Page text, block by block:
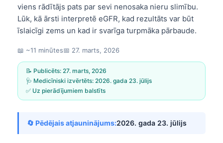
viens rādītājs pats par sevi nenosaka nieru slimību.
Lūk, kā ārsti interpretē eGFR, kad rezultāts var būt
īslaicīgi zems un kad ir svarīga turpmāka pārbaude.
📖 ~11 minūtes📅 27. marts, 2026
📝 Publicēts: 27. marts, 2026
🩺 Medicīniski izvērtēts: 2026. gada 23. jūlijs
✅ Uz pierādījumiem balstīts
🔄 Pēdējais atjauninājums:2026. gada 23. jūlijs